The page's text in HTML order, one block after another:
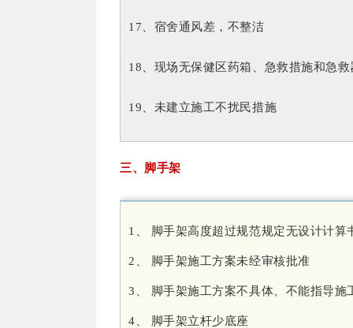
17、宿舍通风差，不整洁
18、现场无保健区药箱、急救措施和急救
19、未建立施工不扰民措施
三、脚手架
1、 脚手架高度超过规范规定无设计计算
2、 脚手架施工方案未经审核批准
3、 脚手架施工方案不具体、不能指导施
4、 脚手架立杆少底座